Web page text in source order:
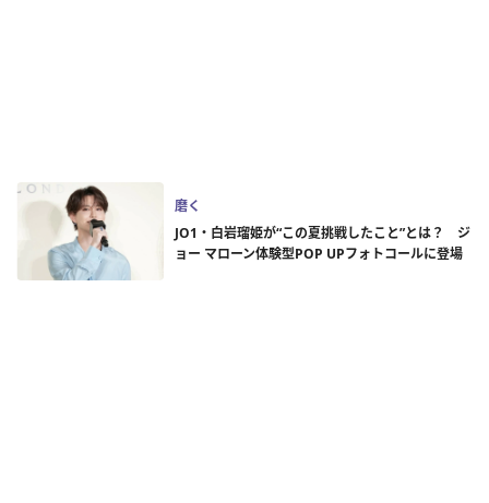
磨く
JO1・白岩瑠姫が“この夏挑戦したこと”とは？ ジ
ョー マローン体験型POP UPフォトコールに登場